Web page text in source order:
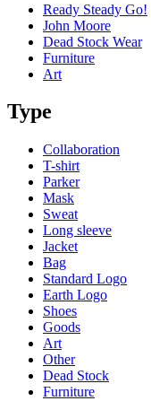
Ready Steady Go!
John Moore
Dead Stock Wear
Furniture
Art
Type
Collaboration
T-shirt
Parker
Mask
Sweat
Long sleeve
Jacket
Bag
Standard Logo
Earth Logo
Shoes
Goods
Art
Other
Dead Stock
Furniture